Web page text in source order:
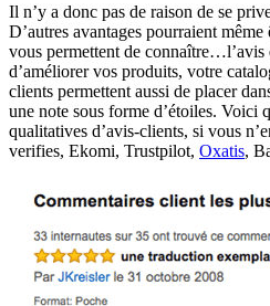
Il n’y a donc pas de raison de se
D’autres avantages pourraient
vous permettent de connaître…l’avis
d’améliorer vos produits, votre
clients permettent aussi de placer
une note sous forme d’étoiles. Voici
qualitatives d’avis-clients, si vous
verifies, Ekomi, Trustpilot, Oxatis,